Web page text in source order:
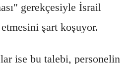
gerekçesiyle İsrail
şart koşuyor.
ise bu talebi, personelin